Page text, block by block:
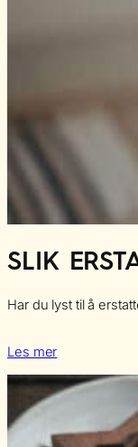
SLIK
Har du lyst til å
Les mer